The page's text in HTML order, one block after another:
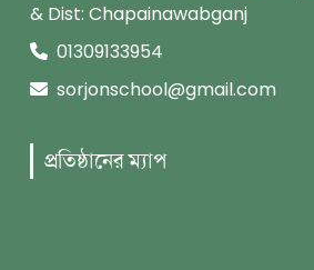
& Dist: Chapainawabganj
01309133954
sorjonschool@gmail.com
প্রতিষ্ঠানের ম্যাপ